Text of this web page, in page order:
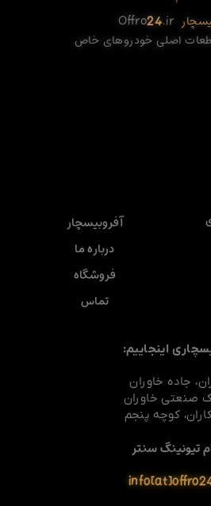
Offro24.ir
اصلی خودروهای خاص
آفروبیسچار
درباره ما
فروشگاه
تماس
اینجاییم:
جاده خاوران
صنعتی خاوران
کوچه پنجم
تیونینگ سنتر